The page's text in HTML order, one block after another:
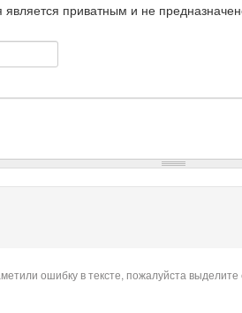
приватным и не
ошибку в тексте, пожалуйста